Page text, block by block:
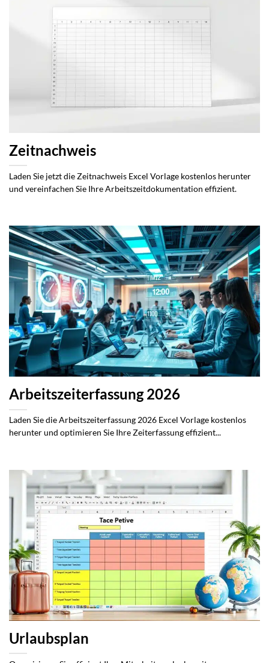
Zeitnachweis
Laden Sie jetzt die Zeitnachweis Excel Vorlage kostenlos herunter
und vereinfachen Sie Ihre Arbeitszeitdokumentation effizient.
Arbeitszeiterfassung 2026
Laden Sie die Arbeitszeiterfassung 2026 Excel Vorlage kostenlos
herunter und optimieren Sie Ihre Zeiterfassung effizient...
Urlaubsplan